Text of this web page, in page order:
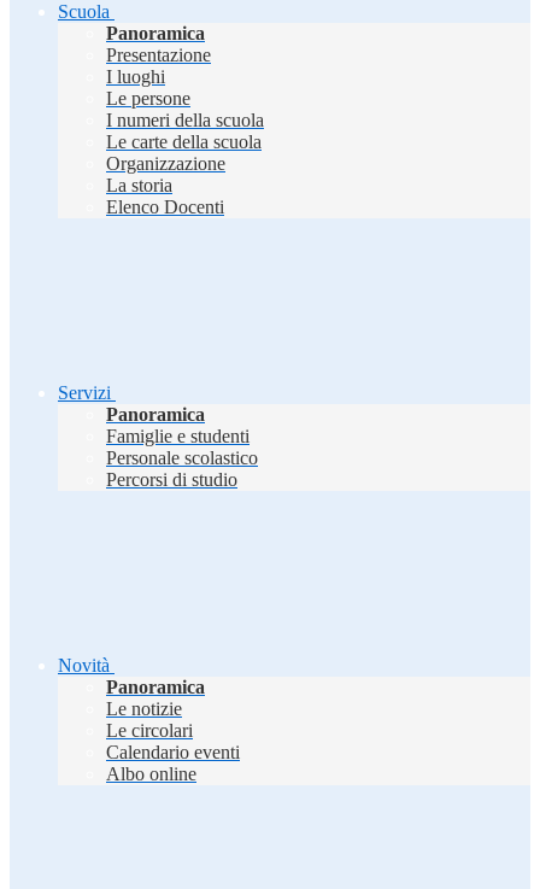
Scuola
Panoramica
Presentazione
I luoghi
Le persone
I numeri della scuola
Le carte della scuola
Organizzazione
La storia
Elenco Docenti
Servizi
Panoramica
Famiglie e studenti
Personale scolastico
Percorsi di studio
Novità
Panoramica
Le notizie
Le circolari
Calendario eventi
Albo online